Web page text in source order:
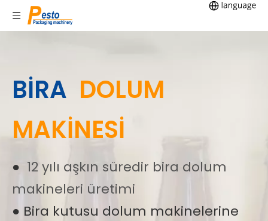
BİRA DOLUM
MAKİNESİ
● 12 yılı aşkın süredir bira dolum
makineleri üretimi
● Bira kutusu dolum makinelerine